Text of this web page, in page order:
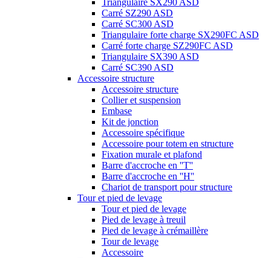
Triangulaire SX290 ASD
Carré SZ290 ASD
Carré SC300 ASD
Triangulaire forte charge SX290FC ASD
Carré forte charge SZ290FC ASD
Triangulaire SX390 ASD
Carré SC390 ASD
Accessoire structure
Accessoire structure
Collier et suspension
Embase
Kit de jonction
Accessoire spécifique
Accessoire pour totem en structure
Fixation murale et plafond
Barre d'accroche en ''T''
Barre d'accroche en ''H''
Chariot de transport pour structure
Tour et pied de levage
Tour et pied de levage
Pied de levage à treuil
Pied de levage à crémaillère
Tour de levage
Accessoire